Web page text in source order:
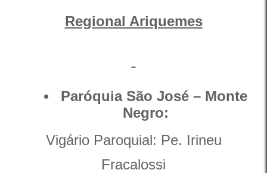
Regional Ariquemes
Paróquia São José – Monte
Negro:
Vigário Paroquial: Pe. Irineu
Fracalossi